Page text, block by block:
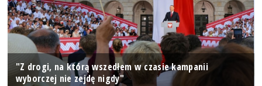
"Z drogi, na którą wszedłem w czasie kampanii
wyborczej nie zejdę nigdy"